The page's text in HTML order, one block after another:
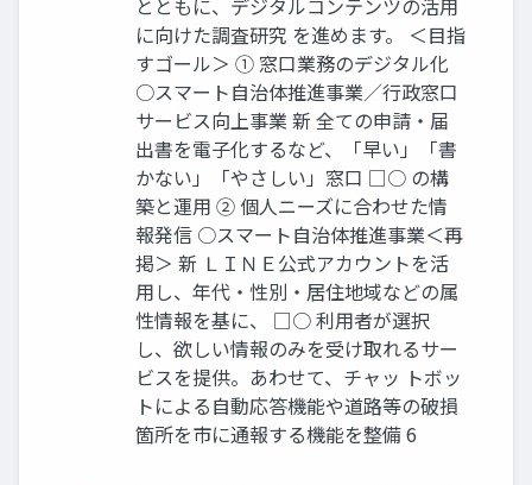
とともに、デジタルコンテンツの活用
に向けた調査研究 を進めます。 ＜目指
すゴール＞ ① 窓口業務のデジタル化
○スマート自治体推進事業／行政窓口
サービス向上事業 新 全ての申請・届
出書を電子化するなど、「早い」「書
かない」「やさしい」窓口 □○ の構
築と運用 ② 個人ニーズに合わせた情
報発信 ○スマート自治体推進事業＜再
掲＞ 新 ＬＩＮＥ公式アカウントを活
用し、年代・性別・居住地域などの属
性情報を基に、 □○ 利用者が選択
し、欲しい情報のみを受け取れるサー
ビスを提供。あわせて、チャッ トボッ
トによる自動応答機能や道路等の破損
箇所を市に通報する機能を整備 6